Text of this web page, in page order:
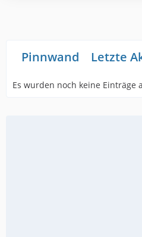
Pinnwand Letzte
Es wurden noch keine Einträge